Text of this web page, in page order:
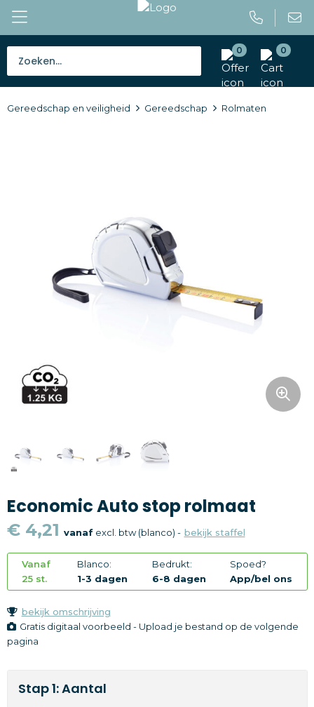
0 0
Tassen
Outdoor en vrije tijd
Home en living
Health en wellness
Textiel
Thema
Merken
Gereedschap en veiligheid Gereedschap Rolmaten
Economic Auto stop rolmaat
€ 4,21 vanafexcl. btw (blanco) - bekijk staffel
Vanaf
25 st.
Blanco:
1-3 dagen
Bedrukt:
6-8 dagen
Spoed?
App/bel ons
bekijk omschrijving
Gratis digitaal voorbeeld - Upload je bestand op de volgende
pagina
Stap 1: Aantal